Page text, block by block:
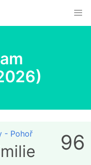
- Pohoř 96